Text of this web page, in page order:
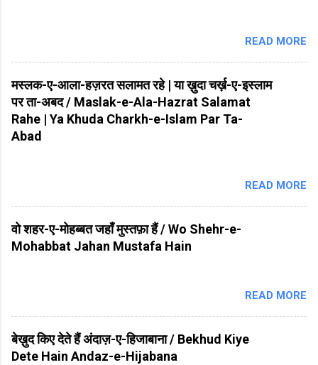
READ MORE
मस्लक-ए-आला-हज़रत सलामत रहे | या ख़ुदा चर्ख़-ए-इस्लाम
पर ता-अबद / Maslak-e-Ala-Hazrat Salamat
Rahe | Ya Khuda Charkh-e-Islam Par Ta-
Abad
READ MORE
वो शहर-ए-मोहब्बत जहाँ मुस्तफ़ा हैं / Wo Shehr-e-
Mohabbat Jahan Mustafa Hain
READ MORE
बेख़ुद किए देते हैं अंदाज़-ए-हिजाबाना / Bekhud Kiye
Dete Hain Andaz-e-Hijabana